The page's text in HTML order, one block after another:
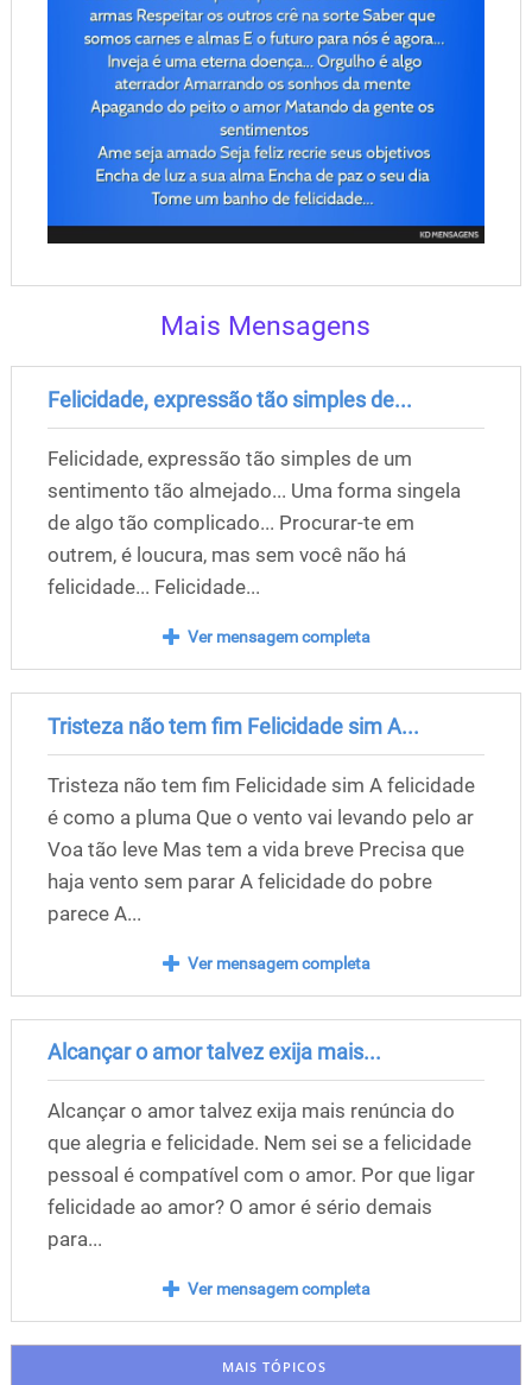
Mais Mensagens
Felicidade, expressão tão simples de...
Felicidade, expressão tão simples de um
sentimento tão almejado... Uma forma singela
de algo tão complicado... Procurar-te em
outrem, é loucura, mas sem você não há
felicidade... Felicidade...
Ver mensagem completa
Tristeza não tem fim Felicidade sim A...
Tristeza não tem fim Felicidade sim A felicidade
é como a pluma Que o vento vai levando pelo ar
Voa tão leve Mas tem a vida breve Precisa que
haja vento sem parar A felicidade do pobre
parece A...
Ver mensagem completa
Alcançar o amor talvez exija mais...
Alcançar o amor talvez exija mais renúncia do
que alegria e felicidade. Nem sei se a felicidade
pessoal é compatível com o amor. Por que ligar
felicidade ao amor? O amor é sério demais
para...
Ver mensagem completa
MAIS TÓPICOS